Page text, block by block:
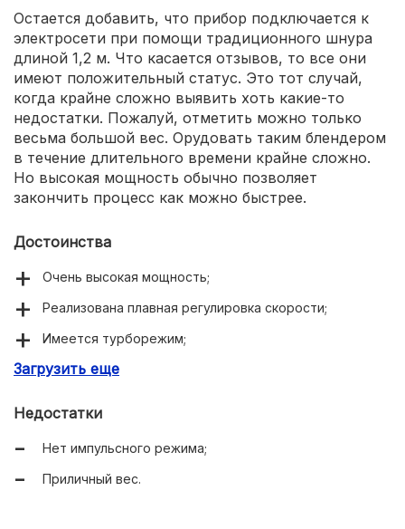
Остается добавить, что прибор подключается к
электросети при помощи традиционного шнура
длиной 1,2 м. Что касается отзывов, то все они
имеют положительный статус. Это тот случай,
когда крайне сложно выявить хоть какие-то
недостатки. Пожалуй, отметить можно только
весьма большой вес. Орудовать таким блендером
в течение длительного времени крайне сложно.
Но высокая мощность обычно позволяет
закончить процесс как можно быстрее.
Достоинства
Очень высокая мощность;
Реализована плавная регулировка скорости;
Имеется турборежим;
Большое количество ёмкостей в комплекте;
Загрузить еще
Недостатки
Нет импульсного режима;
Приличный вес.